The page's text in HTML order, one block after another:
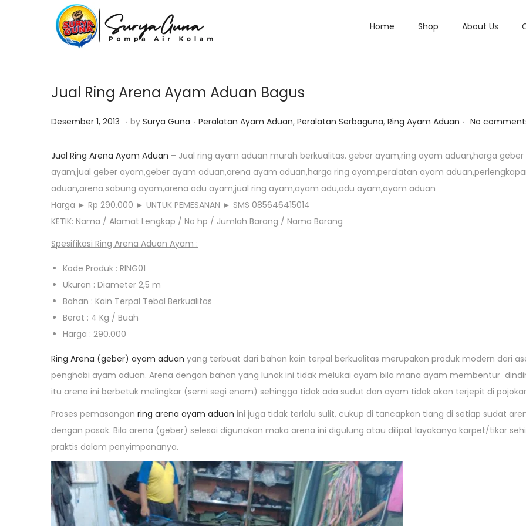
t
o
i
o
n
t
o
Home Shop About Us
Jual Ring Arena Ayam Aduan Bagus
P
s
t
e
d
o
Desember 1, 2013 O
t
o
b
e
r
,
2
0
1
7
. by Surya Guna . P
s
t
e
d
i
Peralatan Ayam Aduan, Peralatan Serbaguna, Ring Ayam Aduan . No
Jual Ring Arena Ayam Aduan – Jual ring ayam aduan murah berkualitas. geber ayam,ring ayam aduan,harga geber
ayam,jual geber ayam,geber ayam aduan,arena ayam aduan,harga ring ayam,peralatan ayam
aduan,arena sabung ayam,arena adu ayam,jual ring ayam,ayam adu,adu ayam,ayam aduan
Harga ► Rp 290.000 ► UNTUK PEMESANAN ► SMS 085646415014
KETIK: Nama / Alamat Lengkap / No hp / Jumlah Barang / Nama Barang
Spesifikasi Ring Arena Aduan Ayam :
Kode Produk : RING01
Ukuran : Diameter 2,5 m
Bahan : Kain Terpal Tebal Berkualitas
Berat : 4 Kg / Buah
Harga : 290.000
Ring Arena (geber) ayam aduan yang terbuat dari bahan kain terpal berkualitas merupakan produk modern dari
penghobi ayam aduan. Arena dengan bahan yang lunak ini tidak melukai ayam bila mana ayam membentur
itu arena ini berbetuk melingkar (semi segi enam) sehingga tidak ada sudut dan ayam tidak akan terjepit di
Proses pemasangan ring arena ayam aduan ini juga tidak terlalu sulit, cukup di tancapkan tiang di setiap sudat
dengan pasak. Bila arena (geber) selesai digunakan maka arena ini digulung atau dilipat layakanya karpet/tikar
praktis dalam penyimpananya.